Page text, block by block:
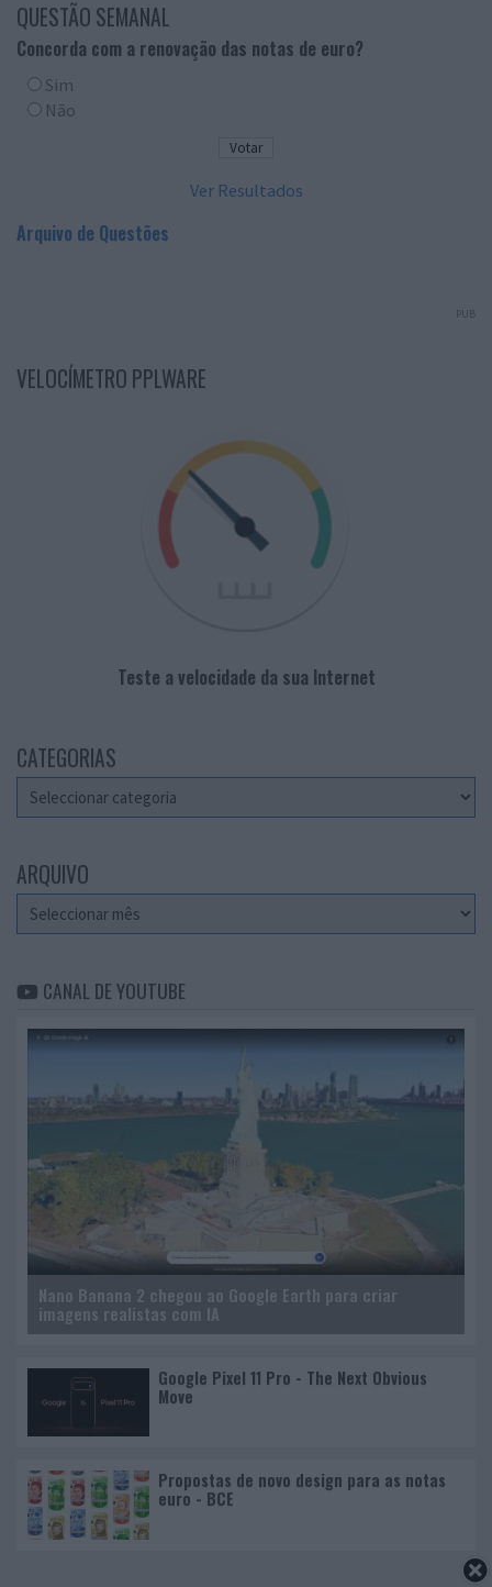
QUESTÃO SEMANAL
Concorda com a renovação das notas de euro?
Sim
Não
Ver Resultados
Arquivo de Questões
PUB
VELOCÍMETRO PPLWARE
Teste a velocidade da sua Internet
CATEGORIAS
Categorias
ARQUIVO
Arquivo
CANAL DE YOUTUBE
Nano Banana 2 chegou ao Google Earth para criar
imagens realistas com IA
Google Pixel 11 Pro - The Next Obvious
Move
Propostas de novo design para as notas
euro - BCE